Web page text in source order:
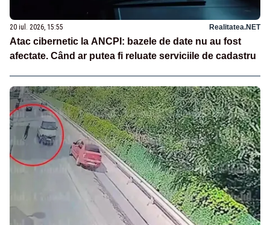
20 iul. 2026, 15:55 Realitatea.NET
Atac cibernetic la ANCPI: bazele de date nu au fost
afectate. Când ar putea fi reluate serviciile de cadastru